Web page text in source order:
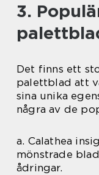
3.
Det finns ett
palettblad att
sina unika
några av de
a. Calathea
mönstrade
ådringar.